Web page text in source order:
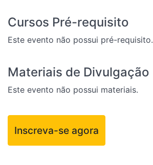
Cursos Pré-requisito
Este evento não possui pré-requisito.
Materiais de Divulgação
Este evento não possui materiais.
Inscreva-se agora